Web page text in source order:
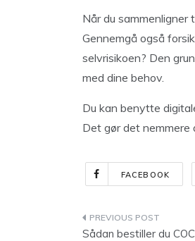
Når du
Gennemgå også
selvrisikoen? Den
med dine behov.
Du kan benytte
Det gør det
FACEBOOK
Sådan bestiller du